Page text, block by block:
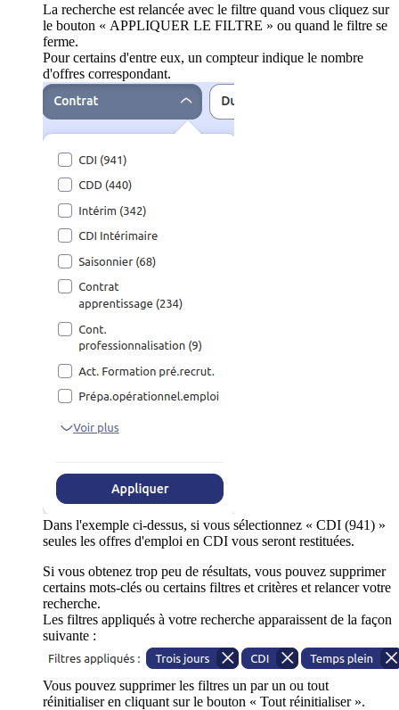
La recherche est relancée avec le filtre quand vous cliquez sur
le bouton « APPLIQUER LE FILTRE » ou quand le filtre se
ferme.
Pour certains d'entre eux, un compteur indique le nombre
d'offres correspondant.
Dans l'exemple ci-dessus, si vous sélectionnez « CDI (941) »
seules les offres d'emploi en CDI vous seront restituées.
Si vous obtenez trop peu de résultats, vous pouvez supprimer
certains mots-clés ou certains filtres et critères et relancer votre
recherche.
Les filtres appliqués à votre recherche apparaissent de la façon
suivante :
Vous pouvez supprimer les filtres un par un ou tout
réinitialiser en cliquant sur le bouton « Tout réinitialiser ».